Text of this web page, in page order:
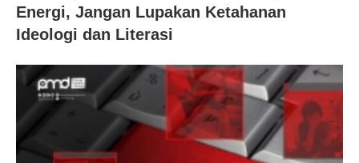
Energi, Jangan Lupakan Ketahanan
Ideologi dan Literasi